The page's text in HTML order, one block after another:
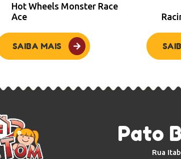
Hot Wheels Monster Race
Ace
SAIBA MAIS
Pato
Rua